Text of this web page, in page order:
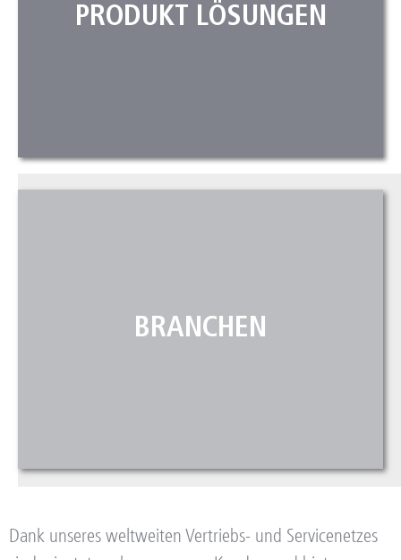
PRODUKT LÖSUNGEN
BRANCHEN
Dank unseres weltweiten Vertriebs- und Servicenetzes